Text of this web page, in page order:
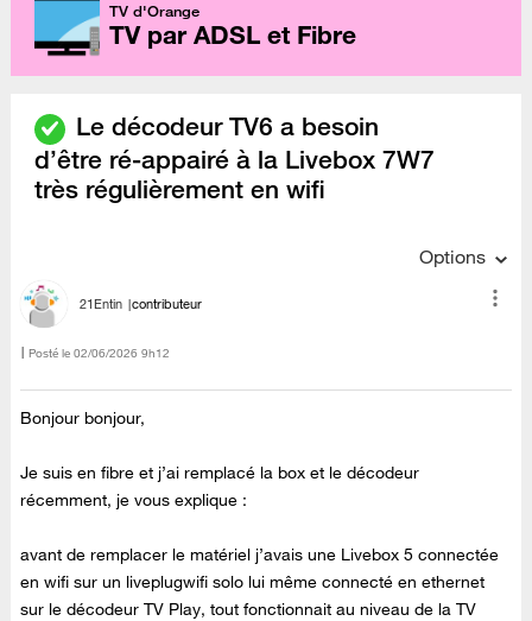
TV d'Orange
TV par ADSL et Fibre
Le décodeur TV6 a besoin
d’être ré-appairé à la Livebox 7W7
très régulièrement en wifi
Options
21Entin contributeur
Posté le ‎02/06/2026 9h12
Bonjour bonjour,
Je suis en fibre et j’ai remplacé la box et le décodeur
récemment, je vous explique :
avant de remplacer le matériel j’avais une Livebox 5 connectée
en wifi sur un liveplugwifi solo lui même connecté en ethernet
sur le décodeur TV Play, tout fonctionnait au niveau de la TV